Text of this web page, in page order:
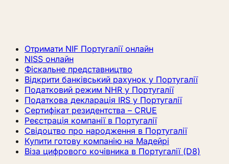
Отримати NIF Португалії онлайн
NISS онлайн
Фіскальне представництво
Відкрити банківський рахунок у Португалії
Податковий режим NHR у Португалії
Податкова декларація IRS у Португалії
Сертифікат резидентства – CRUE
Реєстрація компанії в Португалії
Свідоцтво про народження в Португалії
Купити готову компанію на Мадейрі
Віза цифрового кочівника в Португалії (D8)